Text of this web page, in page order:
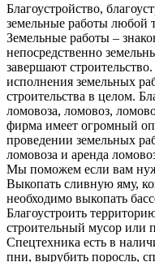
Благоустройство,
земельные работы любой
Земельные работы –
непосредственно
завершают
исполнения земельных
строительства в целом.
ломовоза, ломовоз,
фирма имеет огромный
проведении земельных
ломовоза и аренда
Мы поможем если вам
Выкопать сливную яму,
необходимо выкопать
Благоустроить
строительный мусор или
Спецтехника есть в
пни, вырубить поросль,